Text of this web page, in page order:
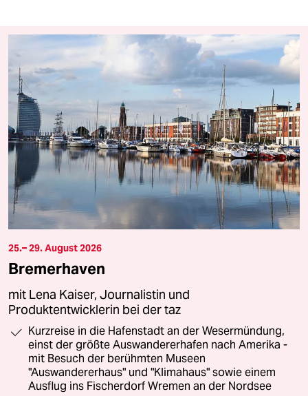
25.– 29. August 2026
Bremerhaven
mit Lena Kaiser, Journalistin und
Produktentwicklerin bei der taz
Kurzreise in die Hafenstadt an der Wesermündung,
einst der größte Auswandererhafen nach Amerika -
mit Besuch der berühmten Museen
"Auswandererhaus" und "Klimahaus" sowie einem
Ausflug ins Fischerdorf Wremen an der Nordsee